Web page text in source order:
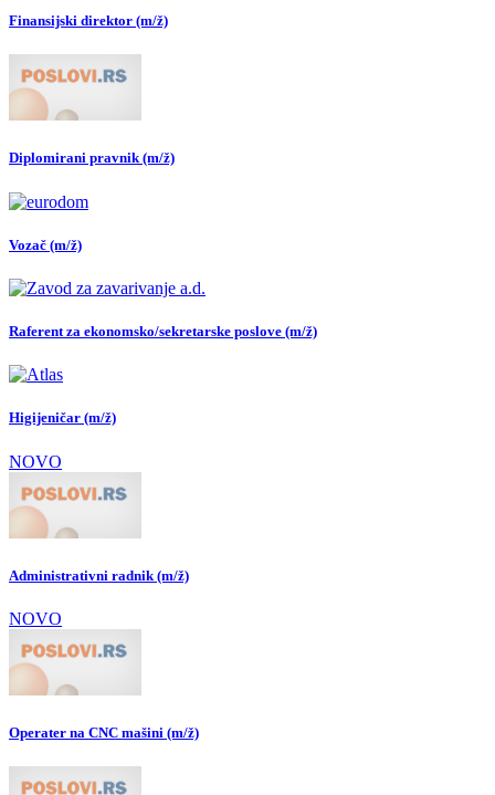
Finansijski direktor (m/ž)
Diplomirani pravnik (m/ž)
Vozač (m/ž)
Raferent za ekonomsko/sekretarske poslove (m/ž)
Higijeničar (m/ž)
NOVO
Administrativni radnik (m/ž)
NOVO
Operater na CNC mašini (m/ž)